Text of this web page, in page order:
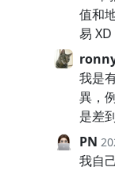
值和
易 XD
我是
異，
是差
PN
我自